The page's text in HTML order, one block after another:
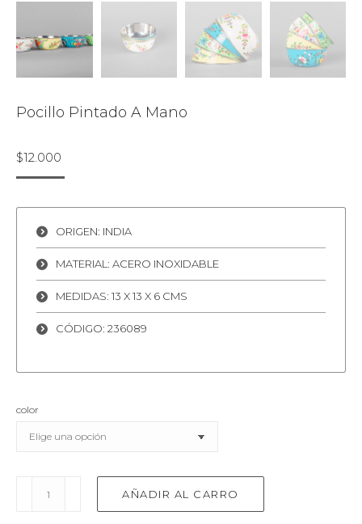
Pocillo Pintado A Mano
$12.000
ORIGEN: INDIA
MATERIAL: ACERO INOXIDABLE
MEDIDAS: 13 X 13 X 6 CMS
CÓDIGO: 236089
color
pintado
AÑADIR AL CARRO